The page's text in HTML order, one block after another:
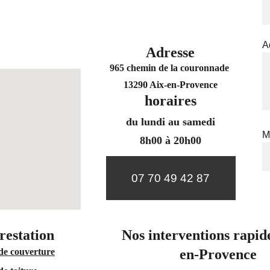
Adresse
965 chemin de la couronnade
13290 Aix-en-Provence
07 70 49 42 87
horaires
du lundi au samedi
8h00 à 20h00
Nos interventions
en-Provence
couverture